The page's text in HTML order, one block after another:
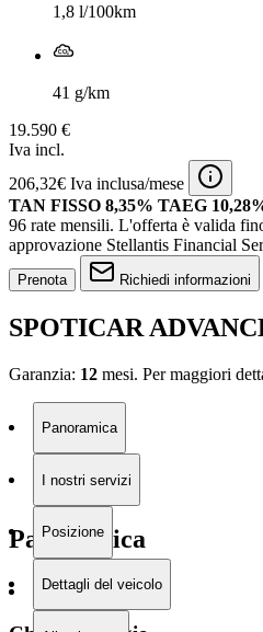
1,8 l/100km
41 g/km
19.590 €
Iva incl.
206,32€ Iva inclusa/mese
TAN FISSO 8,35% TAEG
96 rate mensili. L'offerta è valida
approvazione Stellantis Financial
Prenota Richiedi informazioni
SPOTICAR
Garanzia: 12 mesi. Per maggiori
Panoramica
I nostri servizi
Posizione
Dettagli del veicolo
Panoramica